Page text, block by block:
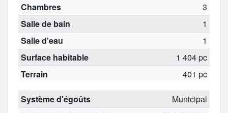
Chambres
3
Salle de bain
1
Salle d'eau
1
Surface habitable
1 404 pc
Terrain
401 pc
Système d'égoûts
Municipal